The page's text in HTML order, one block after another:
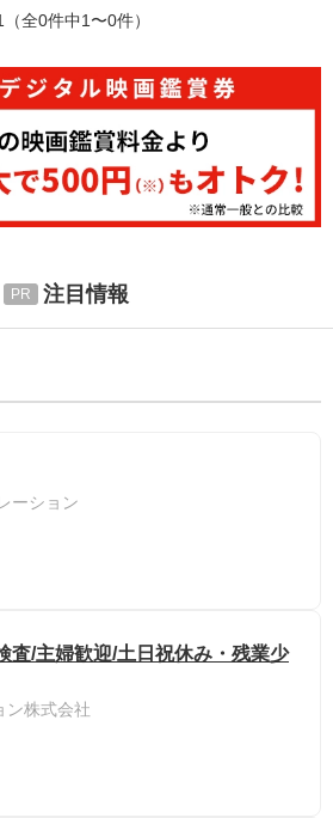
（全0件中1〜0件）
注目情報
ーション
査/主婦歓迎/土日祝休み・残業少
ン株式会社